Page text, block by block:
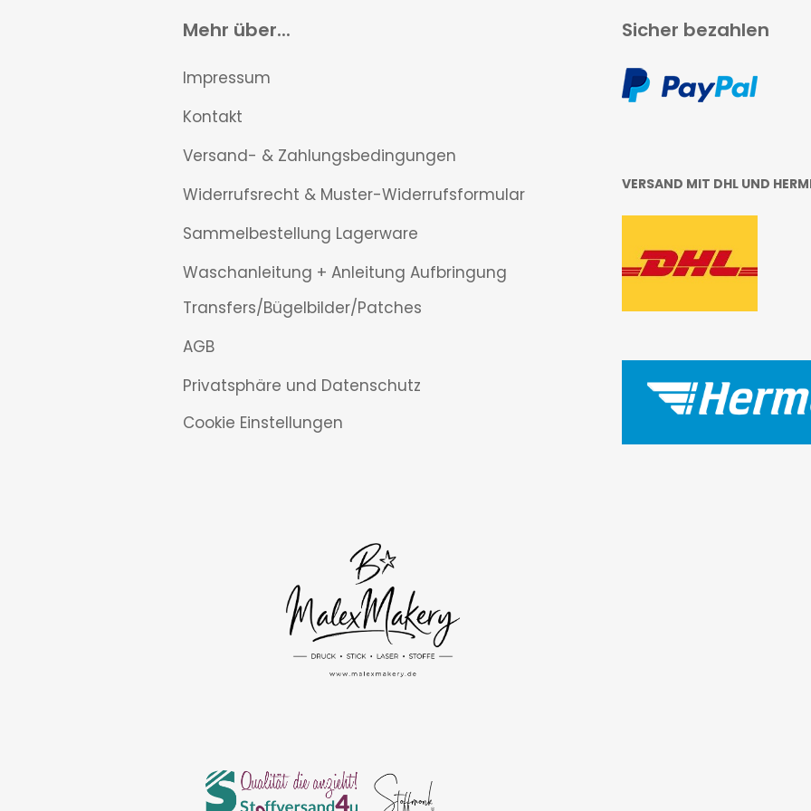
Mehr über...
Impressum
Kontakt
Versand- & Zahlungsbedingungen
Widerrufsrecht & Muster-Widerrufsformular
Sammelbestellung Lagerware
Waschanleitung + Anleitung Aufbringung
Transfers/Bügelbilder/Patches
AGB
Privatsphäre und Datenschutz
Cookie Einstellungen
Sicher bezahlen
VERSAND MIT DHL UND